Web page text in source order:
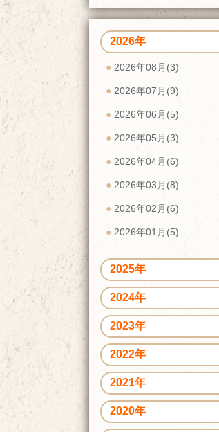
2026年
2026年08月(3)
2026年07月(9)
2026年06月(5)
2026年05月(3)
2026年04月(6)
2026年03月(8)
2026年02月(6)
2026年01月(5)
2025年
2024年
2023年
2022年
2021年
2020年